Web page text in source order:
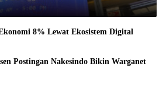
8% Lewat Ekosistem Digital
Postingan Nakesindo Bikin Warganet